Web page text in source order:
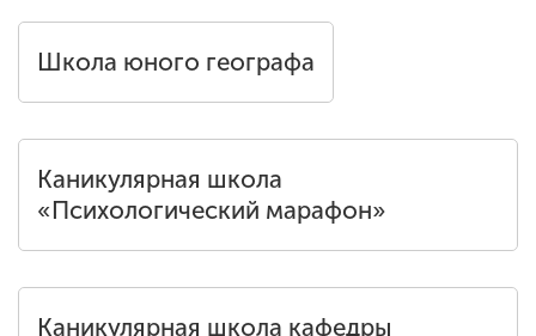
Школа юного географа
Каникулярная школа
«Психологический марафон»
Каникулярная школа кафедры